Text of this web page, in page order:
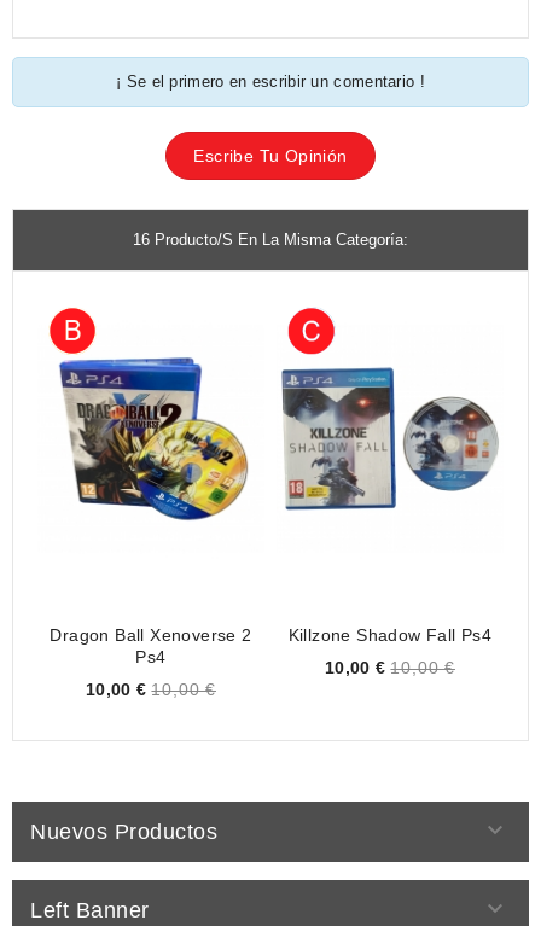
¡ Se el primero en escribir un comentario !
Escribe Tu Opinión
16 Producto/s En La Misma Categoría:
Dragon Ball Xenoverse 2
Ps4
Price
10,00 € 10,00 €
Killzone Shadow Fall Ps4
Price
10,00 € 10,00 €
Nuevos Productos 
Left Banner 